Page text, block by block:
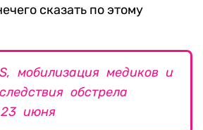
сказать по этому
мобилизация медиков и
обстрела
23 июня